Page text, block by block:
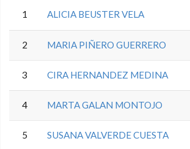
1 ALICIA BEUSTER VELA
2 MARIA PIÑERO GUERRERO
3 CIRA HERNANDEZ MEDINA
4 MARTA GALAN MONTOJO
5 SUSANA VALVERDE CUESTA